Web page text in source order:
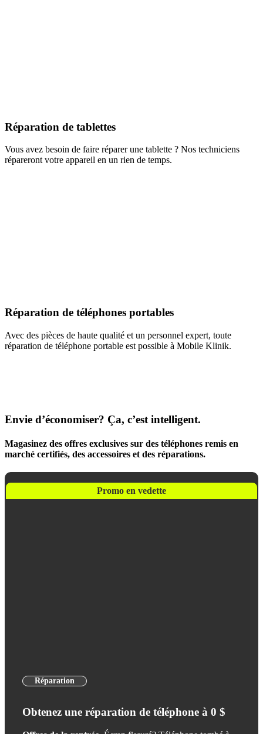
Réparation de tablettes
Vous avez besoin de faire réparer une tablette ? Nos techniciens
répareront votre appareil en un rien de temps.
Réparation de téléphones portables
Avec des pièces de haute qualité et un personnel expert, toute
réparation de téléphone portable est possible à Mobile Klinik.
Envie d’économiser? Ça, c’est intelligent.
Magasinez des offres exclusives sur des téléphones remis en
marché certifiés, des accessoires et des réparations.
Promo en vedette
Réparation
Obtenez une réparation de téléphone à 0 $